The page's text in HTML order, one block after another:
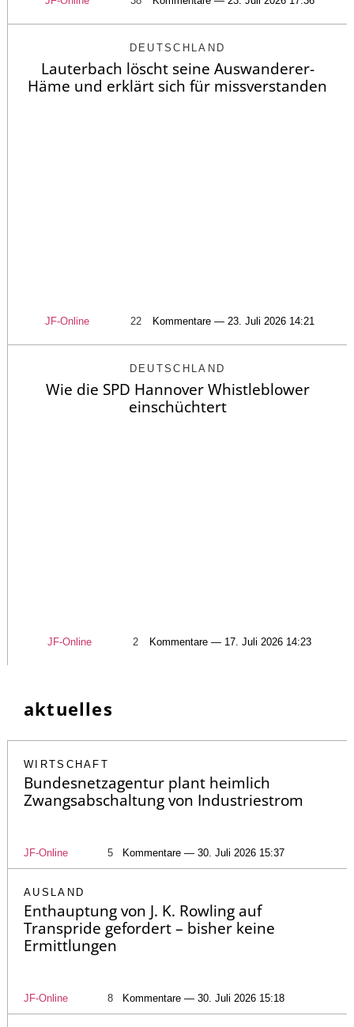
DEUTSCHLAND
Lauterbach löscht seine Auswanderer-
Häme und erklärt sich für missverstanden
JF-Online 22 Kommentare — 23. Juli 2026 14:21
DEUTSCHLAND
Wie die SPD Hannover Whistleblower
einschüchtert
JF-Online 2 Kommentare — 17. Juli 2026 14:23
aktuelles
WIRTSCHAFT
Bundesnetzagentur plant heimlich
Zwangsabschaltung von Industriestrom
JF-Online 5 Kommentare — 30. Juli 2026 15:37
AUSLAND
Enthauptung von J. K. Rowling auf
Transpride gefordert – bisher keine
Ermittlungen
JF-Online 8 Kommentare — 30. Juli 2026 15:18